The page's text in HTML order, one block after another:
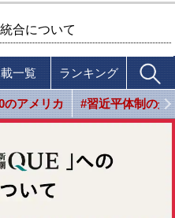
合について
一覧 ランキング
のアメリカ #習近平体制の光